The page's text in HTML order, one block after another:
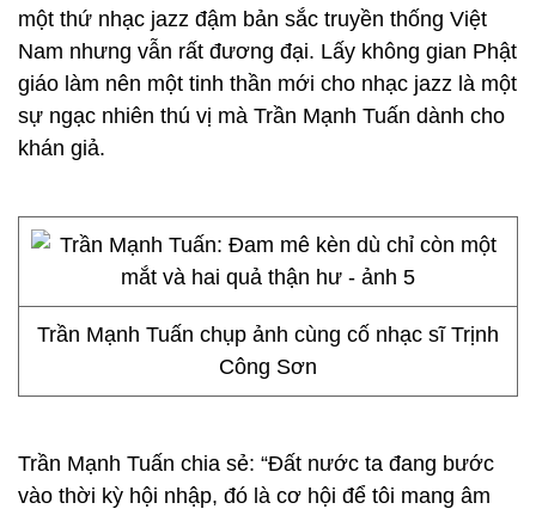
một thứ nhạc jazz đậm bản sắc truyền thống Việt
Nam nhưng vẫn rất đương đại. Lấy không gian Phật
giáo làm nên một tinh thần mới cho nhạc jazz là một
sự ngạc nhiên thú vị mà Trần Mạnh Tuấn dành cho
khán giả.
Trần Mạnh Tuấn chụp ảnh cùng cố nhạc sĩ Trịnh
Công Sơn
Trần Mạnh Tuấn chia sẻ: “Đất nước ta đang bước
vào thời kỳ hội nhập, đó là cơ hội để tôi mang âm